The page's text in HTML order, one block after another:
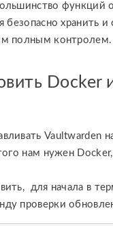
функций
безопасно хранить и
полным контролем.
Docker
Vaultwarden
нам нужен
для начала в
проверки